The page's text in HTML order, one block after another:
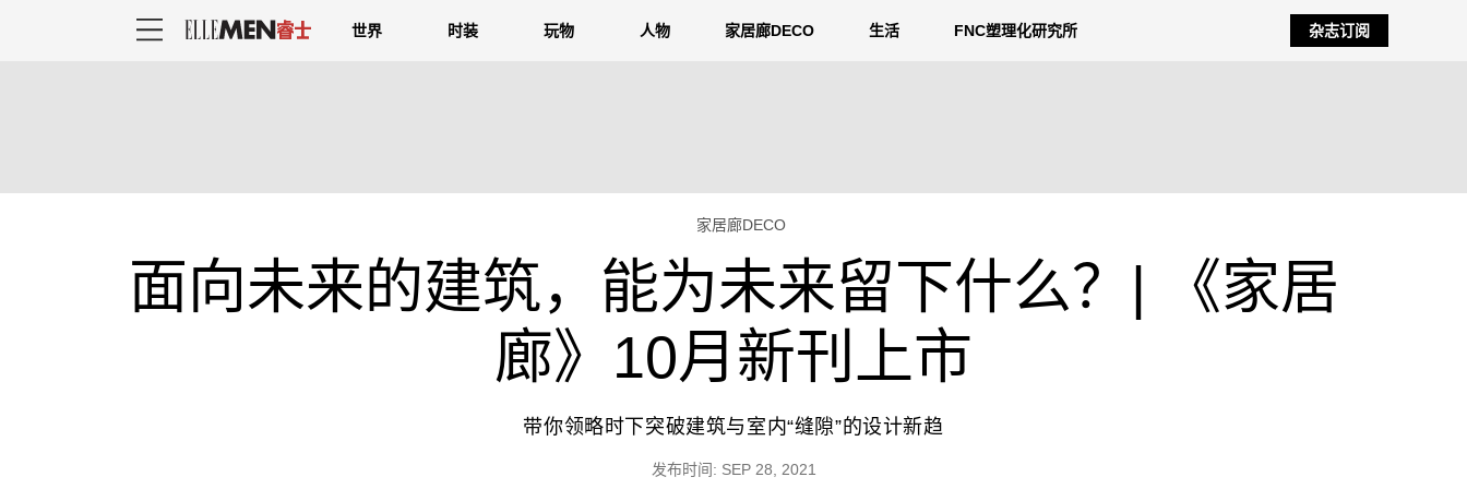
世界 时装 玩物 人物 家居廊DECO 生活 FNC塑理化研究所 杂志订阅
家居廊DECO
面向未来的建筑，能为未来留下什么？| 《家居
廊》10月新刊上市
带你领略时下突破建筑与室内“缝隙”的设计新趋
发布时间: SEP 28, 2021